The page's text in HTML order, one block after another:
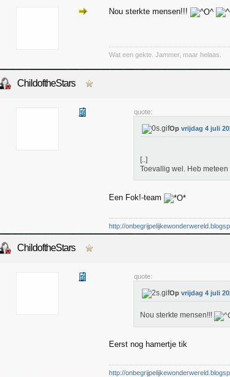
Nou sterkte mensen!!!
Wat een gekte. Jammer, maar helaas.
ChildoftheStars
quote:
Op vrijdag 4 juli
[..]
Toevallig wel. Heb
Een Fok!-team
http://
ChildoftheStars
quote:
Op vrijdag 4 juli
Nou sterkte mensen!!!
Eerst nog hamertje tik
http://